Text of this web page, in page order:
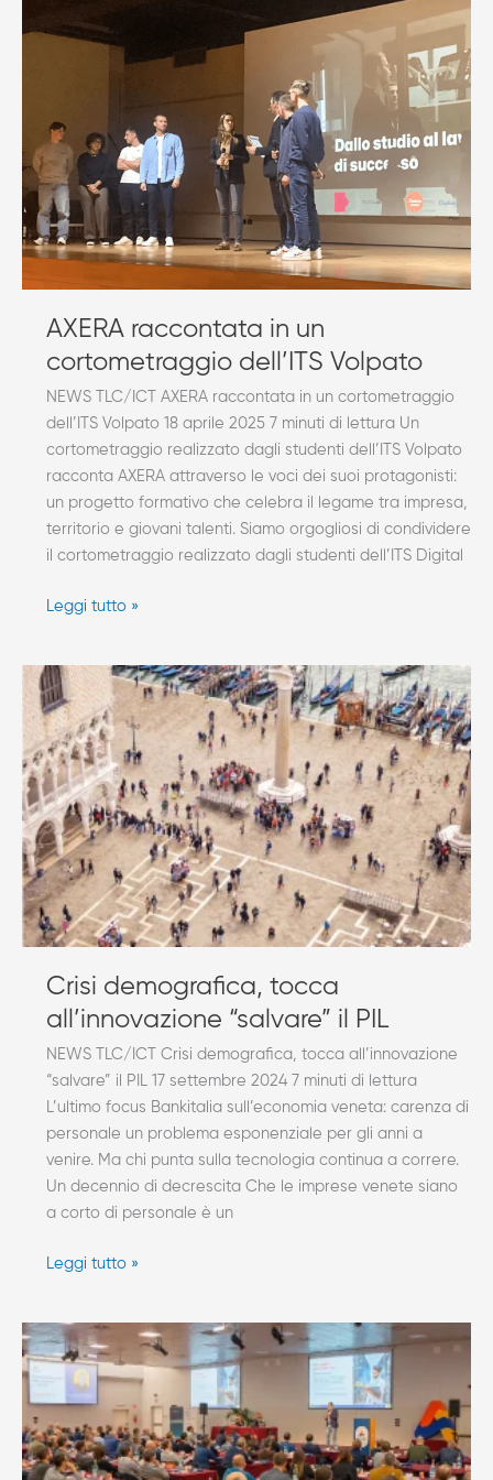
AXERA raccontata in un
cortometraggio dell’ITS Volpato
NEWS TLC/ICT AXERA raccontata in un cortometraggio
dell’ITS Volpato 18 aprile 2025 7 minuti di lettura Un
cortometraggio realizzato dagli studenti dell’ITS Volpato
racconta AXERA attraverso le voci dei suoi protagonisti:
un progetto formativo che celebra il legame tra impresa,
territorio e giovani talenti. Siamo orgogliosi di condividere
il cortometraggio realizzato dagli studenti dell’ITS Digital
raccontata
dell’ITS
Volpato
Leggi tutto »
Crisi demografica, tocca
all’innovazione “salvare” il PIL
NEWS TLC/ICT Crisi demografica, tocca all’innovazione
“salvare” il PIL 17 settembre 2024 7 minuti di lettura
L’ultimo focus Bankitalia sull’economia veneta: carenza di
personale un problema esponenziale per gli anni a
venire. Ma chi punta sulla tecnologia continua a correre.
Un decennio di decrescita Che le imprese venete siano
a corto di personale è un
Crisi
demografica,
tocca
all’innovazione
“salvare”
il
PIL
Leggi tutto »
AXERA
Cyber
Security
2024:
interventi